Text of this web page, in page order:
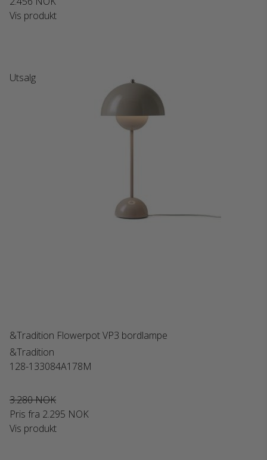
Vis produkt
Utsalg
&Tradition Flowerpot VP3 bordlampe
&Tradition
128-133084A178M
3.280 NOK
Pris fra 2.295 NOK
Vis produkt